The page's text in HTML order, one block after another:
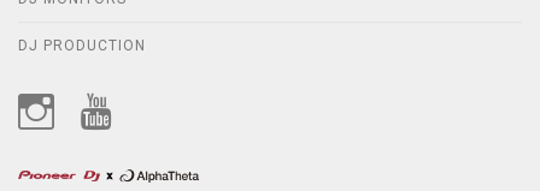
DJ PRODUCTION